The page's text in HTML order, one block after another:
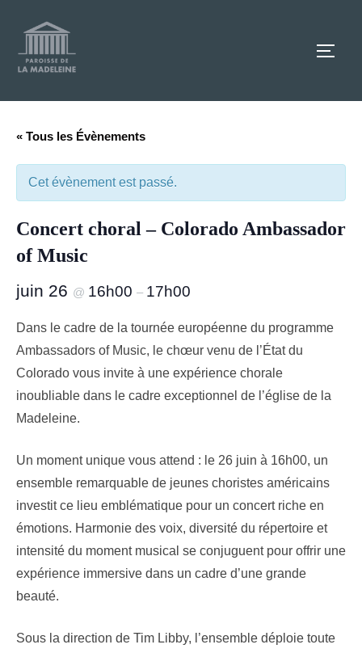
contenu
« Tous les Évènements
Cet évènement est passé.
Concert choral – Colorado Ambassador
of Music
juin 26 @ 16h00 – 17h00
Dans le cadre de la tournée européenne du programme
Ambassadors of Music, le chœur venu de l’État du
Colorado vous invite à une expérience chorale
inoubliable dans le cadre exceptionnel de l’église de la
Madeleine.
Un moment unique vous attend : le 26 juin à 16h00, un
ensemble remarquable de jeunes choristes américains
investit ce lieu emblématique pour un concert riche en
émotions. Harmonie des voix, diversité du répertoire et
intensité du moment musical se conjuguent pour offrir une
expérience immersive dans un cadre d’une grande
beauté.
Sous la direction de Tim Libby, l’ensemble déploie toute